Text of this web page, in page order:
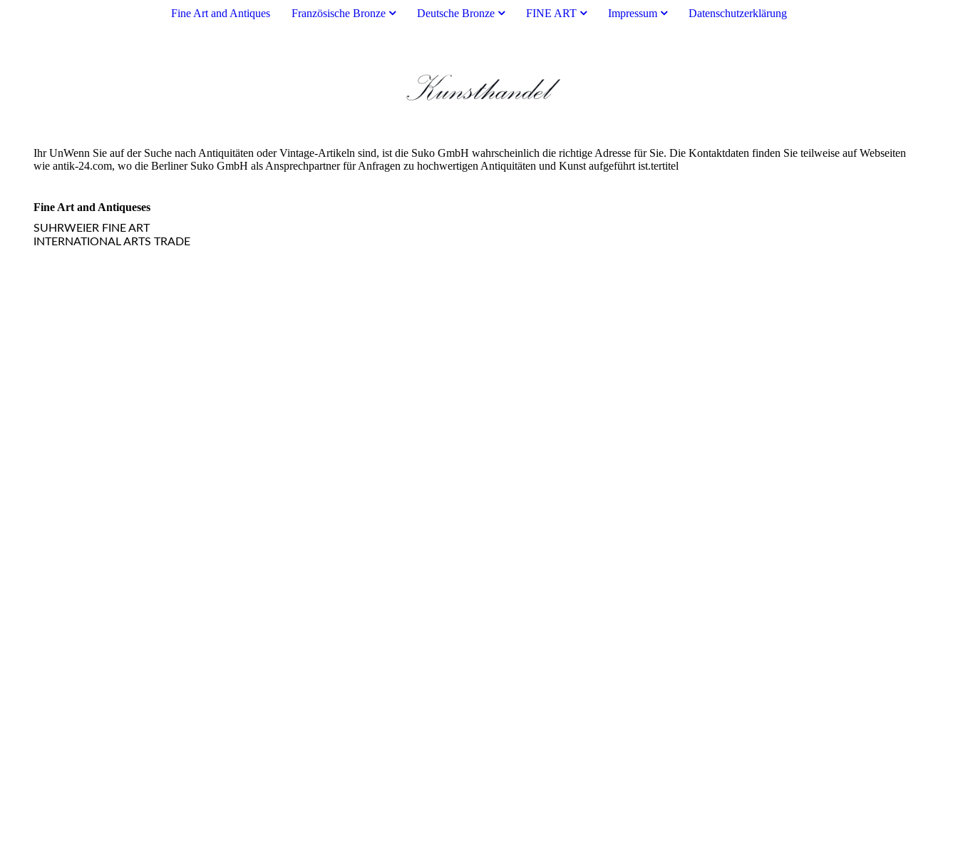
Fine Art and Antiques Französische Bronze Deutsche Bronze FINE ART Impressum Datenschutzerklärung
Ihr UnWenn Sie auf der Suche nach Antiquitäten oder Vintage-Artikeln sind, ist die Suko GmbH wahrscheinlich die richtige Adresse für Sie. Die Kontaktdaten finden Sie teilweise auf Webseiten
wie antik-24.com, wo die Berliner Suko GmbH als Ansprechpartner für Anfragen zu hochwertigen Antiquitäten und Kunst aufgeführt ist.tertitel
Fine Art and Antiqueses
SUHRWEIER FINE ART
INTERNATIONAL ARTS TRADE